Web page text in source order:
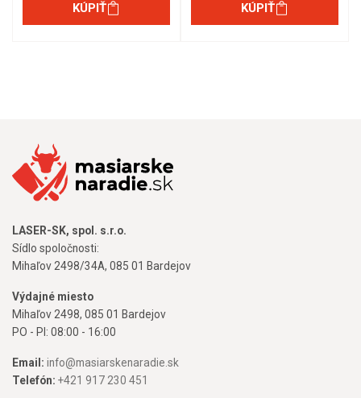
KÚPIŤ KÚPIŤ
LASER-SK, spol. s.r.o.
Sídlo spoločnosti:
Mihaľov 2498/34A, 085 01 Bardejov
Výdajné miesto
Mihaľov 2498, 085 01 Bardejov
PO - PI: 08:00 - 16:00
Email: info@masiarskenaradie.sk
Telefón: +421 917 230 451